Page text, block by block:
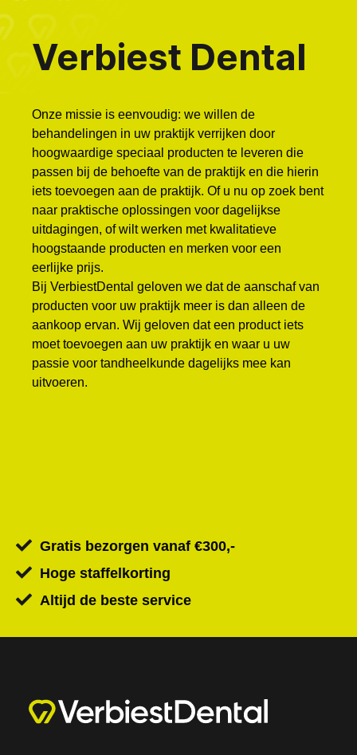
Verbiest Dental
Onze missie is eenvoudig: we willen de
behandelingen in uw praktijk verrijken door
hoogwaardige speciaal producten te leveren die
passen bij de behoefte van de praktijk en die hierin
iets toevoegen aan de praktijk. Of u nu op zoek bent
naar praktische oplossingen voor dagelijkse
uitdagingen, of wilt werken met kwalitatieve
hoogstaande producten en merken voor een
eerlijke prijs.
Bij VerbiestDental geloven we dat de aanschaf van
producten voor uw praktijk meer is dan alleen de
aankoop ervan. Wij geloven dat een product iets
moet toevoegen aan uw praktijk en waar u uw
passie voor tandheelkunde dagelijks mee kan
uitvoeren.
Gratis bezorgen vanaf €300,-
Hoge staffelkorting
Altijd de beste service